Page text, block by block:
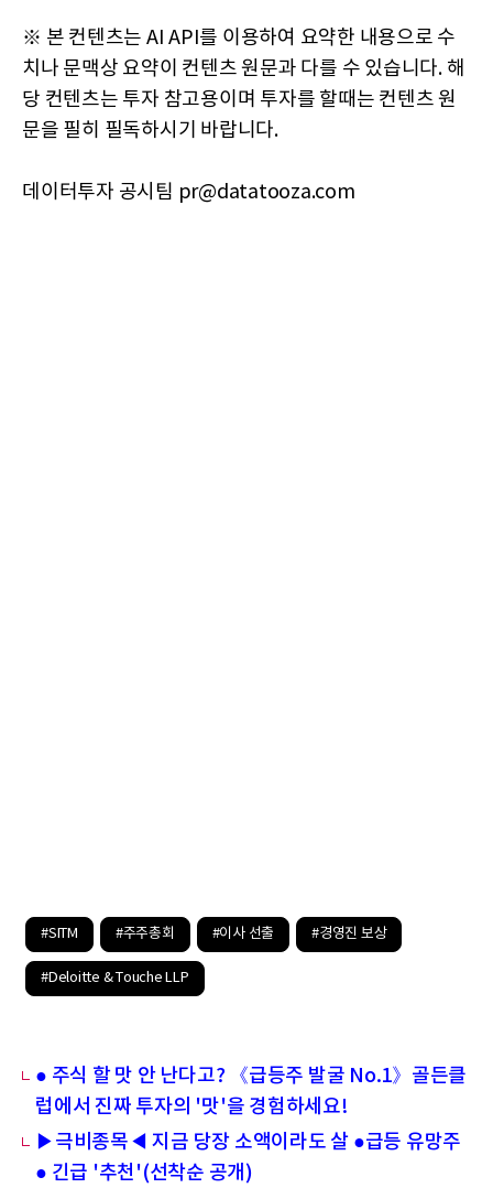
※ 본 컨텐츠는 AI API를 이용하여 요약한 내용으로 수
치나 문맥상 요약이 컨텐츠 원문과 다를 수 있습니다. 해
당 컨텐츠는 투자 참고용이며 투자를 할때는 컨텐츠 원
문을 필히 필독하시기 바랍니다.
데이터투자 공시팀 pr@datatooza.com
#SITM #주주총회 #이사 선출 #경영진 보상
#Deloitte & Touche LLP
● 주식 할 맛 안 난다고? 《급등주 발굴 No.1》골든클
럽에서 진짜 투자의 '맛'을 경험하세요!
▶극비종목◀ 지금 당장 소액이라도 살 ●급등 유망주
● 긴급 '추천'(선착순 공개)